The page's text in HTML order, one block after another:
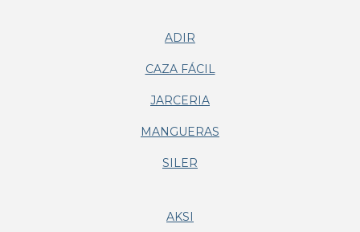
ADIR
CAZA FÁCIL
JARCERIA
MANGUERAS
SILER
AKSI